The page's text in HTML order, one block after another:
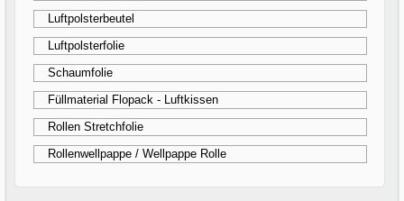
Luftpolsterbeutel
Luftpolsterfolie
Schaumfolie
Füllmaterial Flopack - Luftkissen
Rollen Stretchfolie
Rollenwellpappe / Wellpappe Rolle